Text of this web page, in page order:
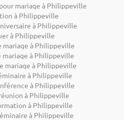
mariage à Philippeville
à Philippeville
à Philippeville
à Philippeville
mariage à Philippeville
mariage à Philippeville
mariage à Philippeville
à Philippeville
à Philippeville
à Philippeville
à Philippeville
à Philippeville